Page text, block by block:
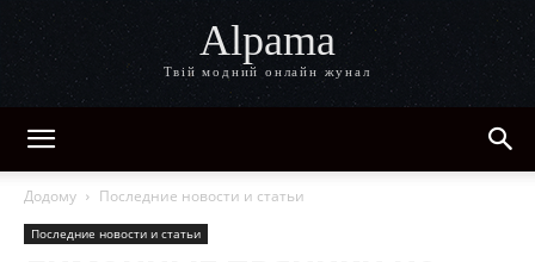
Alpama
Твій модний онлайн жунал
Додому Последние новости и статьи
Последние новости и статьи